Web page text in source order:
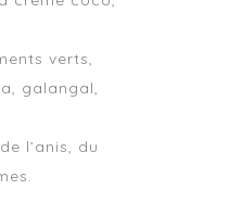
verts,
galangal,
l’anis, du